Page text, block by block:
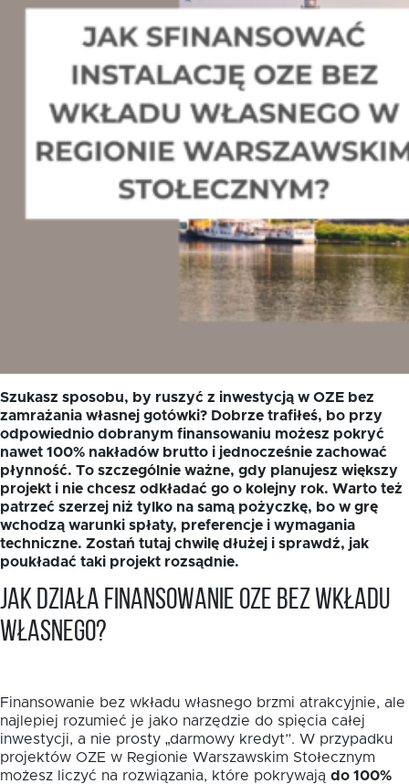
Szukasz sposobu, by ruszyć z inwestycją w OZE bez
zamrażania własnej gotówki? Dobrze trafiłeś, bo przy
odpowiednio dobranym finansowaniu możesz pokryć
nawet 100% nakładów brutto i jednocześnie zachować
płynność. To szczególnie ważne, gdy planujesz większy
projekt i nie chcesz odkładać go o kolejny rok. Warto też
patrzeć szerzej niż tylko na samą pożyczkę, bo w grę
wchodzą warunki spłaty, preferencje i wymagania
techniczne. Zostań tutaj chwilę dłużej i sprawdź, jak
poukładać taki projekt rozsądnie.
Jak działa finansowanie OZE bez wkładu
własnego?
Finansowanie bez wkładu własnego brzmi atrakcyjnie, ale
najlepiej rozumieć je jako narzędzie do spięcia całej
inwestycji, a nie prosty „darmowy kredyt”. W przypadku
projektów OZE w Regionie Warszawskim Stołecznym
możesz liczyć na rozwiązania, które pokrywają do 100%